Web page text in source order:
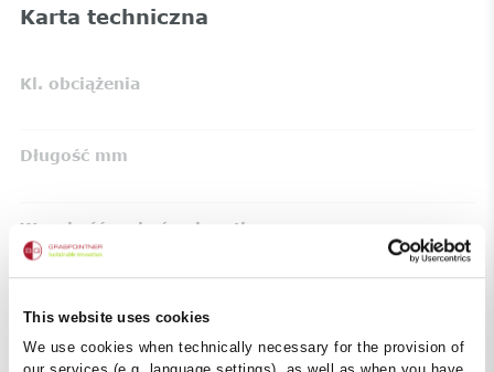
This website uses cookies
We use cookies when technically necessary for the provision of
Karta techniczna
Kl. obciążenia
Długość mm
Wysokość na końcu korytka
Obszary stosowania
studnia kablowalinie kablowe